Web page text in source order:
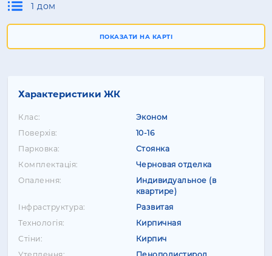
1 дом
ПОКАЗАТИ НА КАРТІ
Характеристики ЖК
Клас:
Эконом
Поверхів:
10-16
Парковка:
Стоянка
Комплектація:
Черновая отделка
Опалення:
Индивидуальное (в
квартире)
Інфраструктура:
Развитая
Технологія:
Кирпичная
Стіни:
Кирпич